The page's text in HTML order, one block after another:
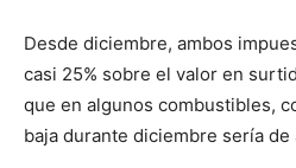
Desde diciembre, ambos
casi 25% sobre el valor en
que en algunos combustibles,
baja durante diciembre sería de